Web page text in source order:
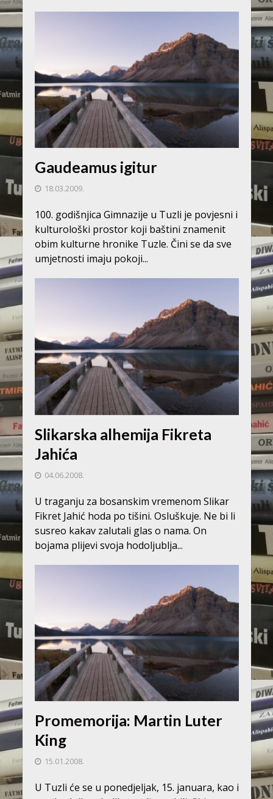
Gaudeamus igitur
18.03.2009.
100. godišnjica Gimnazije u Tuzli je povjesni i
kulturološki prostor koji baštini znamenit
obim kulturne hronike Tuzle. Čini se da sve
umjetnosti imaju pokoji...
Slikarska alhemija Fikreta
Jahića
04.06.2008.
U traganju za bosanskim vremenom Slikar
Fikret Jahić hoda po tišini. Osluškuje. Ne bi li
susreo kakav zalutali glas o nama. On
bojama plijevi svoja hodoljublja...
Promemorija: Martin Luter
King
15.01.2008.
U Tuzli će se u ponedjeljak, 15. januara, kao i